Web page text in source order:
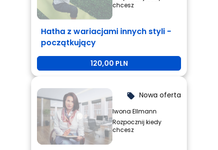
chcesz
Hatha z wariacjami innych styli -
początkujący
120,00 PLN
local_offer Nowa oferta
Iwona Ellmann
Rozpocznij kiedy
chcesz